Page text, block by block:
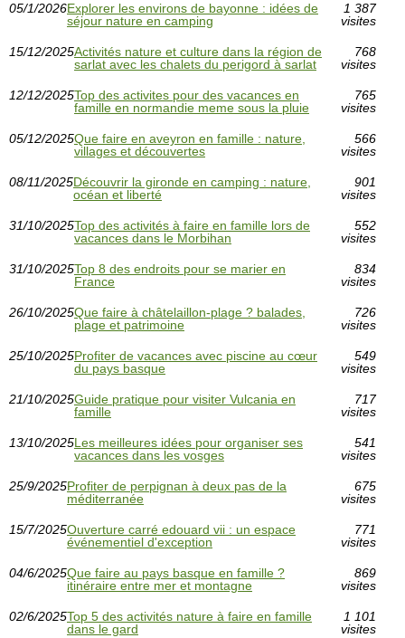
05/1/2026Explorer les environs de bayonne : idées de
séjour nature en camping
1 387
visites
15/12/2025Activités nature et culture dans la région de
sarlat avec les chalets du perigord à sarlat
768
visites
12/12/2025Top des activites pour des vacances en
famille en normandie meme sous la pluie
765
visites
05/12/2025Que faire en aveyron en famille : nature,
villages et découvertes
566
visites
08/11/2025Découvrir la gironde en camping : nature,
océan et liberté
901
visites
31/10/2025Top des activités à faire en famille lors de
vacances dans le Morbihan
552
visites
31/10/2025Top 8 des endroits pour se marier en
France
834
visites
26/10/2025Que faire à châtelaillon-plage ? balades,
plage et patrimoine
726
visites
25/10/2025Profiter de vacances avec piscine au cœur
du pays basque
549
visites
21/10/2025Guide pratique pour visiter Vulcania en
famille
717
visites
13/10/2025Les meilleures idées pour organiser ses
vacances dans les vosges
541
visites
25/9/2025Profiter de perpignan à deux pas de la
méditerranée
675
visites
15/7/2025Ouverture carré edouard vii : un espace
événementiel d'exception
771
visites
04/6/2025Que faire au pays basque en famille ?
itinéraire entre mer et montagne
869
visites
02/6/2025Top 5 des activités nature à faire en famille
dans le gard
1 101
visites